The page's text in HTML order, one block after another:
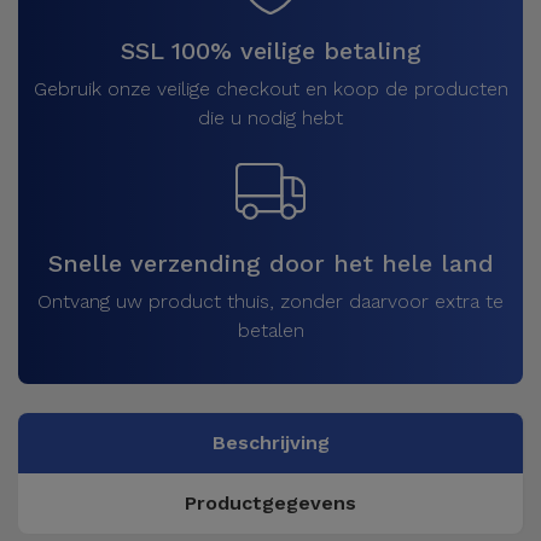
SSL 100% veilige betaling
Gebruik onze veilige checkout en koop de producten
die u nodig hebt
Snelle verzending door het hele land
Ontvang uw product thuis, zonder daarvoor extra te
betalen
Beschrijving
Productgegevens